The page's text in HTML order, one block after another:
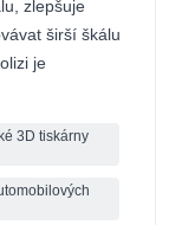
zlepšuje
širší škálu
je
3D tiskárny